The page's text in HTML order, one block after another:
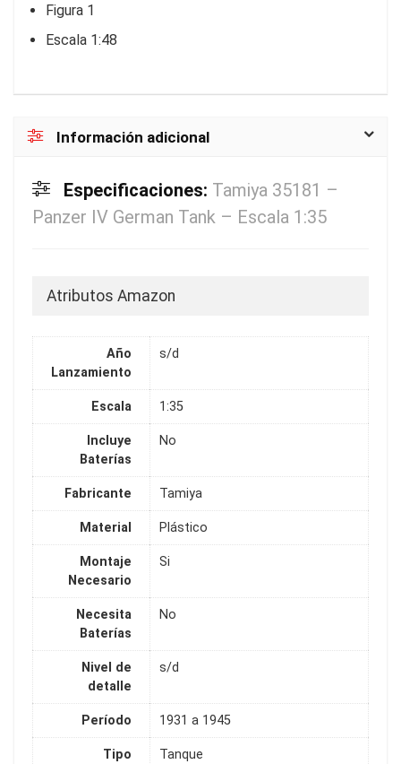
Figura 1
Escala 1:48
Información adicional
Especificaciones: Tamiya 35181 –
Panzer IV German Tank – Escala 1:35
Atributos Amazon
Año
Lanzamiento
s/d
Escala 1:35
Incluye
Baterías
No
Fabricante Tamiya
Material Plástico
Montaje
Necesario
Si
Necesita
Baterías
No
Nivel de
detalle
s/d
Período 1931 a 1945
Tipo Tanque